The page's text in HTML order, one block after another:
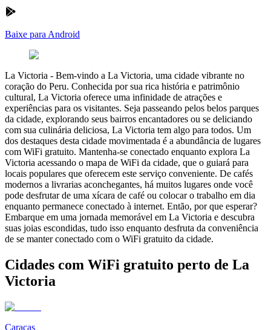
Baixe para Android
La Victoria - Bem-vindo a La Victoria, uma cidade vibrante no
coração do Peru. Conhecida por sua rica história e patrimônio
cultural, La Victoria oferece uma infinidade de atrações e
experiências para os visitantes. Seja passeando pelos belos parques
da cidade, explorando seus bairros encantadores ou se deliciando
com sua culinária deliciosa, La Victoria tem algo para todos. Um
dos destaques desta cidade movimentada é a abundância de lugares
com WiFi gratuito. Mantenha-se conectado enquanto explora La
Victoria acessando o mapa de WiFi da cidade, que o guiará para
locais populares que oferecem este serviço conveniente. De cafés
modernos a livrarias aconchegantes, há muitos lugares onde você
pode desfrutar de uma xícara de café ou colocar o trabalho em dia
enquanto permanece conectado à internet. Então, por que esperar?
Embarque em uma jornada memorável em La Victoria e descubra
suas joias escondidas, tudo isso enquanto desfruta da conveniência
de se manter conectado com o WiFi gratuito da cidade.
Cidades com WiFi gratuito perto de La
Victoria
Caracas